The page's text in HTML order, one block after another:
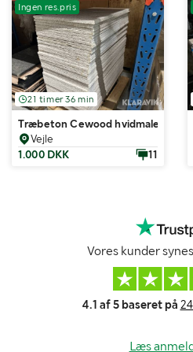
Ingen res.pris
21 timer 36 min
Træbeton Cewood hvidmalet 2.
Vejle
1.000 DKK
11
Vores kunder
4.1 af 5 baseret på
Læs